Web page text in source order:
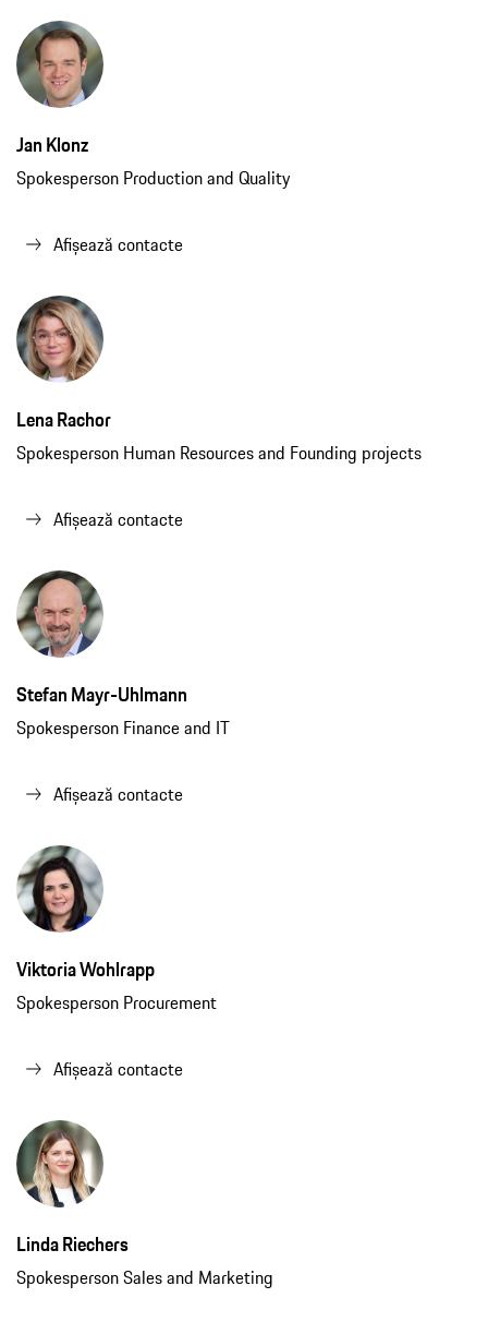
Jan Klonz
Spokesperson Production and Quality
Afișează contacte
Lena Rachor
Spokesperson Human Resources and Founding projects
Afișează contacte
Stefan Mayr-Uhlmann
Spokesperson Finance and IT
Afișează contacte
Viktoria Wohlrapp
Spokesperson Procurement
Afișează contacte
Linda Riechers
Spokesperson Sales and Marketing